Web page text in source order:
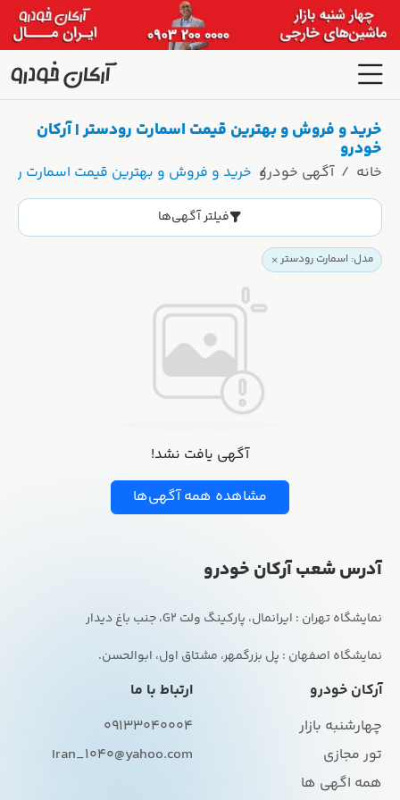
خرید و فروش و بهترین قیمت اسمارت رودستر | آرکان
خودرو
خانه آگهی خودرو خرید و فروش و بهترین قیمت اسمارت
فیلتر آگهی‌ها
مدل: اسمارت رودستر
آگهی یافت نشد!
مشاهده همه آگهی‌ها
آدرس شعب آرکان خودرو
نمایشگاه اصفهان : پل بزرگمهر، مشتاق اول، ابوالحسن.
آرکان خودرو
چهارشنبه بازار
تور مجازی
همه اگهی ها
ارتباط با ما
09133040004
Iran_1040@yahoo.com